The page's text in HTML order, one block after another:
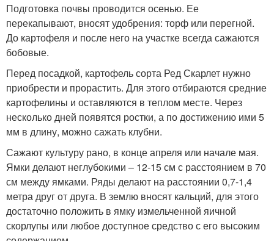
Подготовка почвы проводится осенью. Ее
перекапывают, вносят удобрения: торф или перегной.
До картофеля и после него на участке всегда сажаются
бобовые.
Перед посадкой, картофель сорта Ред Скарлет нужно
приобрести и прорастить. Для этого отбираются средние
картофелины и оставляются в теплом месте. Через
несколько дней появятся ростки, а по достижению ими 5
мм в длину, можно сажать клубни.
Сажают культуру рано, в конце апреля или начале мая.
Ямки делают неглубокими – 12-15 см с расстоянием в 70
см между ямками. Ряды делают на расстоянии 0,7-1,4
метра друг от друга. В землю вносят кальций, для этого
достаточно положить в ямку измельченной яичной
скорлупы или любое доступное средство с его высоким